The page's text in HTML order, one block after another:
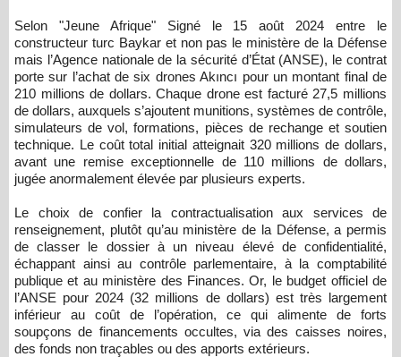
Selon "Jeune Afrique" Signé le 15 août 2024 entre le
constructeur turc Baykar et non pas le ministère de la Défense
mais l’Agence nationale de la sécurité d’État (ANSE), le contrat
porte sur l’achat de six drones Akıncı pour un montant final de
210 millions de dollars. Chaque drone est facturé 27,5 millions
de dollars, auxquels s’ajoutent munitions, systèmes de contrôle,
simulateurs de vol, formations, pièces de rechange et soutien
technique. Le coût total initial atteignait 320 millions de dollars,
avant une remise exceptionnelle de 110 millions de dollars,
jugée anormalement élevée par plusieurs experts.
Le choix de confier la contractualisation aux services de
renseignement, plutôt qu’au ministère de la Défense, a permis
de classer le dossier à un niveau élevé de confidentialité,
échappant ainsi au contrôle parlementaire, à la comptabilité
publique et au ministère des Finances. Or, le budget officiel de
l’ANSE pour 2024 (32 millions de dollars) est très largement
inférieur au coût de l’opération, ce qui alimente de forts
soupçons de financements occultes, via des caisses noires,
des fonds non traçables ou des apports extérieurs.